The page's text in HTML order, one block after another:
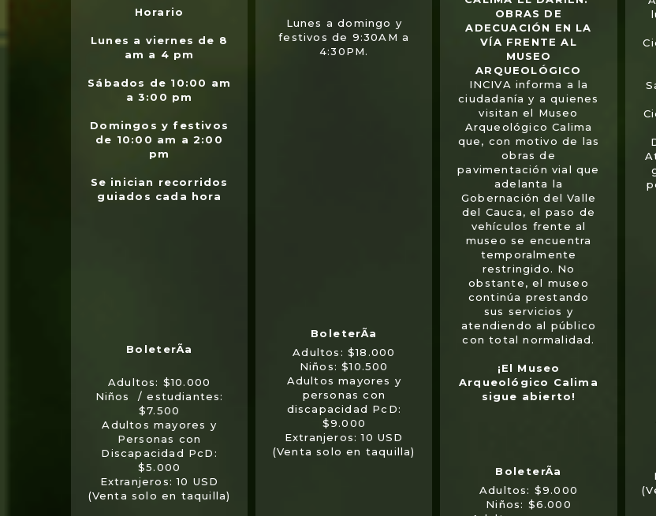
Horario
Lunes a viernes de 8
am a 4 pm
Sábados de 10:00 am
a 3:00 pm
Domingos y festivos
de 10:00 am a 2:00
pm
Se inician recorridos
guiados cada hora
Adultos: $10.000
Niños / estudiantes:
$7.500
Adultos mayores y
Personas con
Discapacidad PcD:
$5.000
Extranjeros: 10 USD
(Venta solo en taquilla)
Lunes a domingo y
festivos de 9:30AM a
4:30PM.
Adultos: $18.000
Niños: $10.500
Adultos mayores y
personas con
discapacidad PcD:
$9.000
Extranjeros: 10 USD
(Venta solo en taquilla)
OBRAS DE
ADECUACIÓN EN LA
VÍA FRENTE AL
MUSEO
ARQUEOLÓGICO
INCIVA informa a la
ciudadanía y a quienes
visitan el Museo
Arqueológico Calima
que, con motivo de las
obras de
pavimentación vial que
adelanta la
Gobernación del Valle
del Cauca, el paso de
vehículos frente al
museo se encuentra
temporalmente
restringido. No
obstante, el museo
continúa prestando
sus servicios y
atendiendo al público
con total normalidad.
¡El Museo
Arqueológico Calima
sigue abierto!
Adultos: $9.000
Niños: $6.000